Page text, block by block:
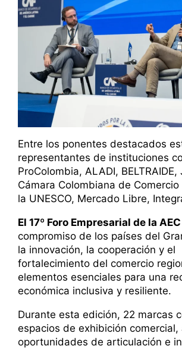
Entre los ponentes destacados
representantes de instituciones
ProColombia, ALADI, BELTRAIDE,
Cámara Colombiana de Comercio
la UNESCO, Mercado Libre,
El 17º Foro Empresarial de la AEC
compromiso de los países del
la innovación, la cooperación y el
fortalecimiento del comercio
elementos esenciales para una
económica inclusiva y resiliente.
Durante esta edición, 22 marcas
espacios de exhibición
oportunidades de articulación e